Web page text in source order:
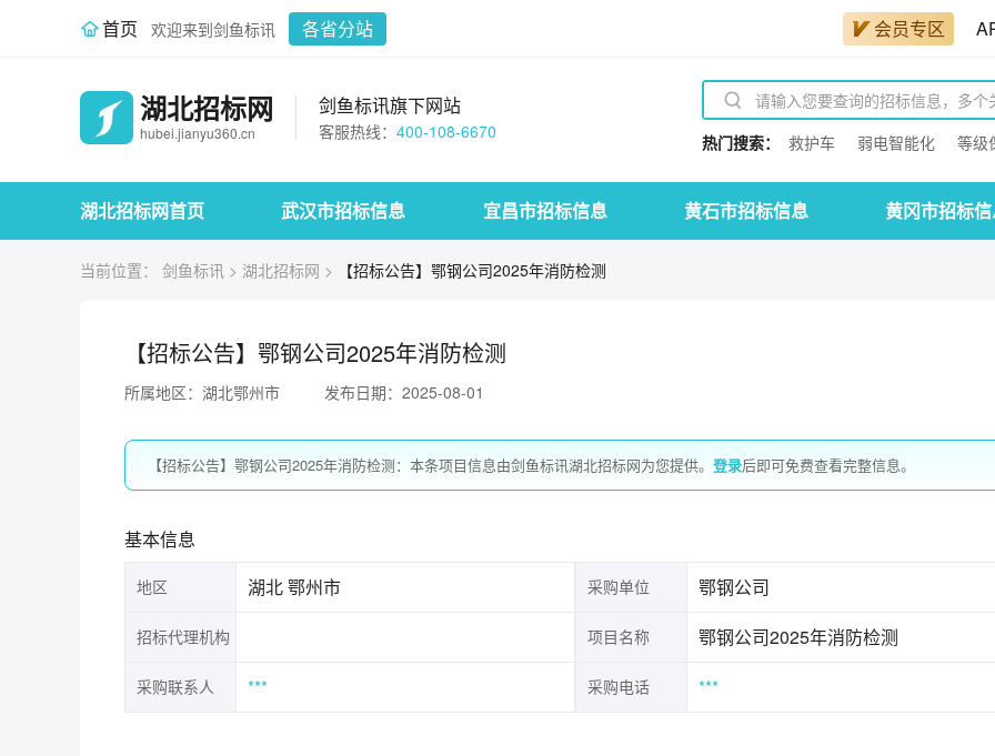
首页 欢迎来到剑鱼标讯 各省分站 会员专区
湖北招标网
hubei.jianyu360.cn
剑鱼标讯旗下网站
客服热线： 400-108-6670 热门搜索： 救护车 弱电智能化 等级
湖北招标网首页 武汉市招标信息 宜昌市招标信息 黄石市招标信息 黄冈市招标
当前位置： 剑鱼标讯 > 湖北招标网 > 【招标公告】鄂钢公司2025年消防检测
【招标公告】鄂钢公司2025年消防检测
所属地区：湖北鄂州市 发布日期：2025-08-01
【招标公告】鄂钢公司2025年消防检测：本条项目信息由剑鱼标讯湖北招标网为您提供。 登录后即可免费查看完整信息。
基本信息
地区 湖北 鄂州市 采购单位 鄂钢公司
招标代理机构 项目名称 鄂钢公司2025年消防检测
采购联系人 *** 采购电话 ***